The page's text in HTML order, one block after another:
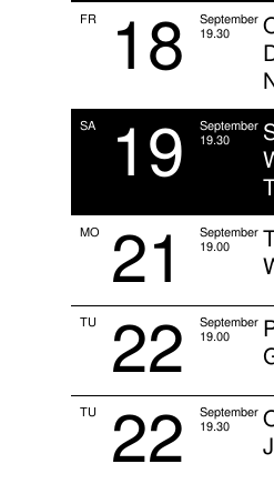
FR 18
September
19.30
SA 19
September
19.30
MO 21
September
19.00
TU 22
September
19.00
TU 22
September
19.30